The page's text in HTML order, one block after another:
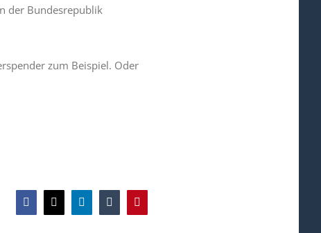
der Bundesrepublik
zum Beispiel. Oder
Facebook
X LinkedInTumblrPinterest